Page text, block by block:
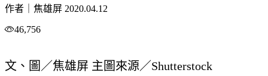
作者｜焦雄屏 2020.04.12
46,756
文、圖／焦雄屏 主圖來源／Shutterstock